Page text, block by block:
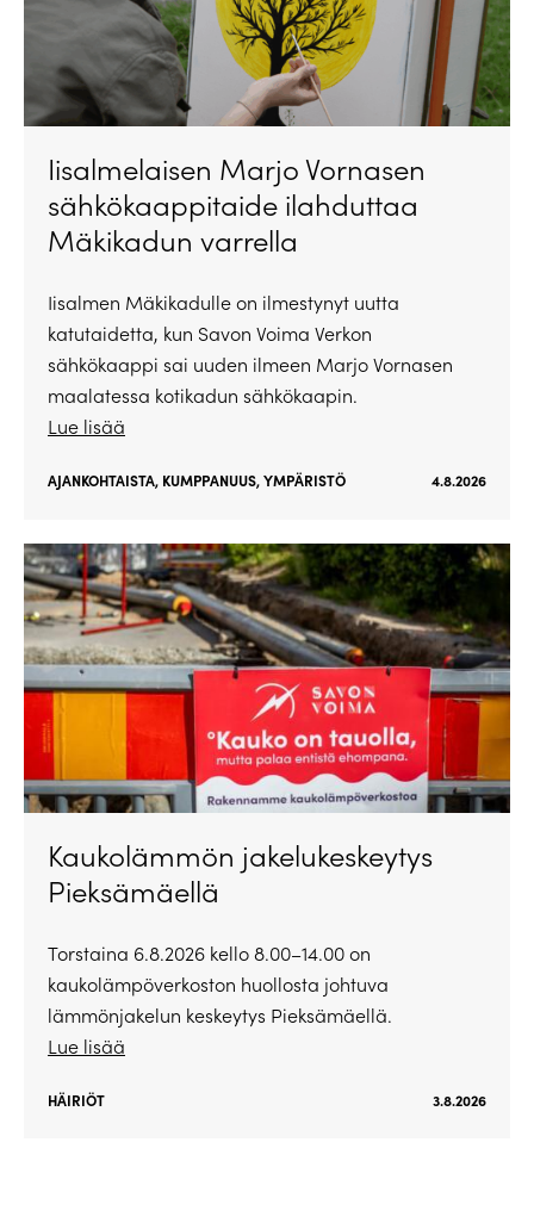
Iisalmelaisen Marjo Vornasen
sähkökaappitaide ilahduttaa
Mäkikadun varrella
Iisalmen Mäkikadulle on ilmestynyt uutta
katutaidetta, kun Savon Voima Verkon
sähkökaappi sai uuden ilmeen Marjo Vornasen
maalatessa kotikadun sähkökaapin.
Lue lisää
AJANKOHTAISTA, KUMPPANUUS,YMPÄRISTÖ 4.8.2026
Kaukolämmön jakelukeskeytys
Pieksämäellä
Torstaina 6.8.2026 kello 8.00–14.00 on
kaukolämpöverkoston huollosta johtuva
lämmönjakelun keskeytys Pieksämäellä.
Lue lisää
HÄIRIÖT 3.8.2026